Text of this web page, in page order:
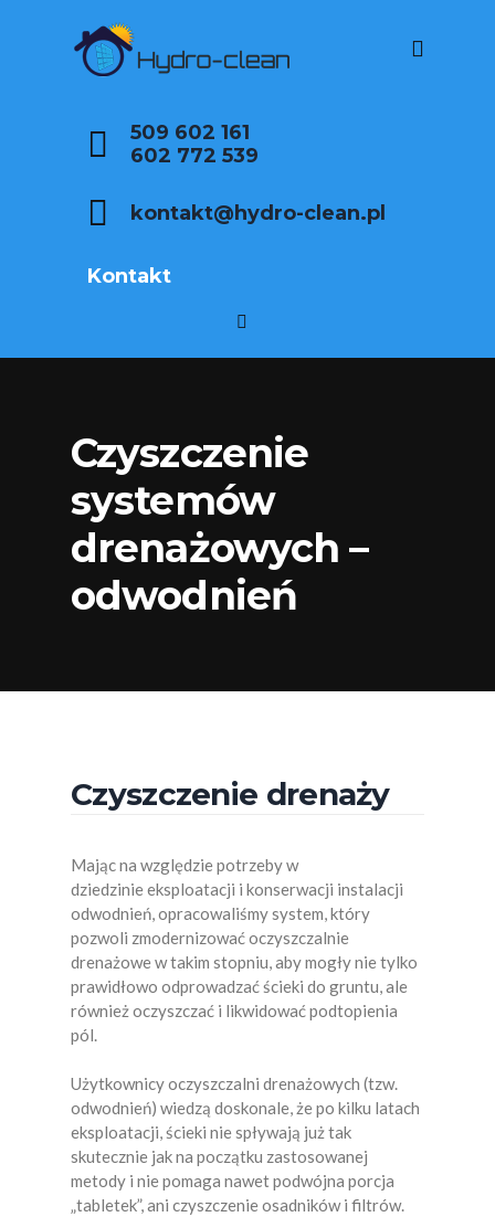
509 602 161
602 772 539
kontakt@hydro-clean.pl
Kontakt
Czyszczenie
systemów
drenażowych –
odwodnień
Czyszczenie drenaży
Mając na względzie potrzeby w
dziedzinie eksploatacji i konserwacji instalacji
odwodnień, opracowaliśmy system, który
pozwoli zmodernizować oczyszczalnie
drenażowe w takim stopniu, aby mogły nie tylko
prawidłowo odprowadzać ścieki do gruntu, ale
również oczyszczać i likwidować podtopienia
pól.
Użytkownicy oczyszczalni drenażowych (tzw.
odwodnień) wiedzą doskonale, że po kilku latach
eksploatacji, ścieki nie spływają już tak
skutecznie jak na początku zastosowanej
metody i nie pomaga nawet podwójna porcja
„tabletek”, ani czyszczenie osadników i filtrów.